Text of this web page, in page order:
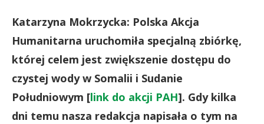
Katarzyna Mokrzycka: Polska Akcja
Humanitarna uruchomiła specjalną zbiórkę,
której celem jest zwiększenie dostępu do
czystej wody w Somalii i Sudanie
Południowym [link do akcji PAH]. Gdy kilka
dni temu nasza redakcja napisała o tym na